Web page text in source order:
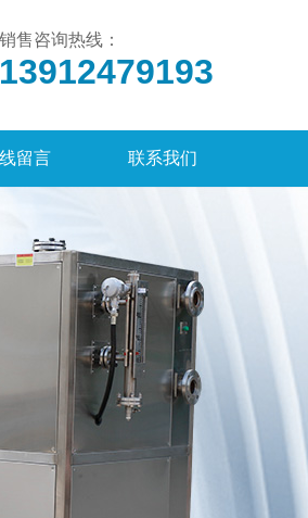
销售咨询热线：
13912479193
留言 联系我们